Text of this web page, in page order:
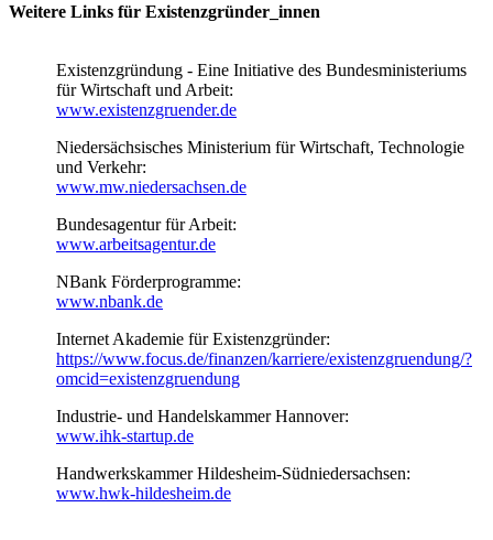
Weitere Links für Existenzgründer_innen
Existenzgründung - Eine Initiative des Bundesministeriums
für Wirtschaft und Arbeit:
www.existenzgruender.de
Niedersächsisches Ministerium für Wirtschaft, Technologie
und Verkehr:
www.mw.niedersachsen.de
Bundesagentur für Arbeit:
www.arbeitsagentur.de
NBank Förderprogramme:
www.nbank.de
Internet Akademie für Existenzgründer:
https://www.focus.de/finanzen/karriere/existenzgruendung/?
omcid=existenzgruendung
Industrie- und Handelskammer Hannover:
www.ihk-startup.de
Handwerkskammer Hildesheim-Südniedersachsen:
www.hwk-hildesheim.de